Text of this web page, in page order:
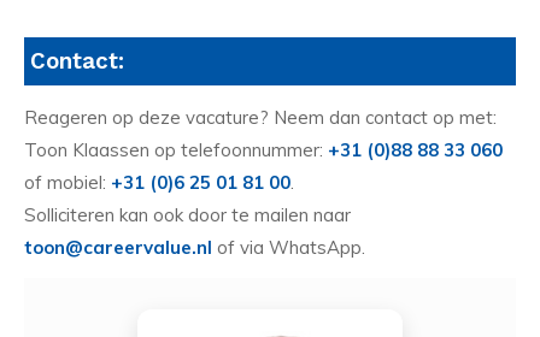
Contact:
Reageren op deze vacature? Neem dan contact op met:
Toon Klaassen op telefoonnummer: +31 (0)88 88 33 060
of mobiel: +31 (0)6 25 01 81 00
Solliciteren kan ook door te mailen naar
toon@careervalue.nl of via WhatsApp.